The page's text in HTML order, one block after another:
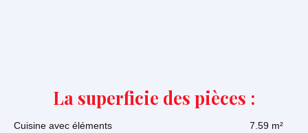
La superficie des pièces :
Cuisine avec éléments
7.59 m²